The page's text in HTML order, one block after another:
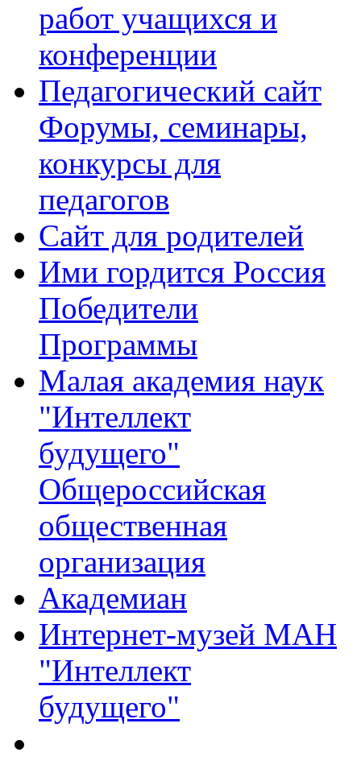
работ учащихся и
конференции
Педагогический сайт
Форумы, семинары,
конкурсы для
педагогов
Сайт для родителей
Ими гордится Россия
Победители
Программы
Малая академия наук
"Интеллект
будущего"
Общероссийская
общественная
организация
Академиан
Интернет-музей МАН
"Интеллект
будущего"